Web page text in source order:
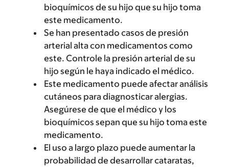
bioquímicos de su hijo que su hijo toma
este medicamento.
Se han presentado casos de presión
arterial alta con medicamentos como
este. Controle la presión arterial de su
hijo según le haya indicado el médico.
Este medicamento puede afectar análisis
cutáneos para diagnosticar alergias.
Asegúrese de que el médico y los
bioquímicos sepan que su hijo toma este
medicamento.
El uso a largo plazo puede aumentar la
probabilidad de desarrollar cataratas,